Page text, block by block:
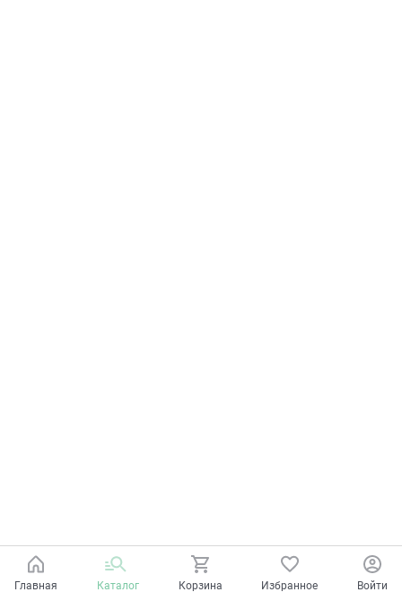
Главная Каталог Корзина Избранное Войти